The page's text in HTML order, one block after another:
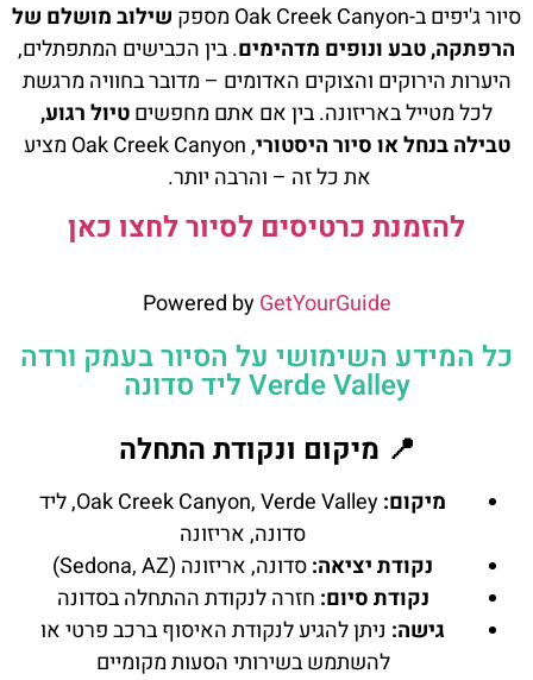
סיור ג'יפים ב-Oak Creek Canyon מספק
שילוב מושלם של
הרפתקה, טבע ונופים מדהימים. בין הכבישים המתפתלים,
היערות הירוקים והצוקים האדומים – מדובר בחוויה מרגשת
לכל מטייל באריזונה. בין אם אתם מחפשיםטיול רגוע,
טבילה בנחל או סיור היסטורי
, Oak Creek Canyon מציע
את כל זה – והרבה יותר.
להזמנת כרטיסים לסיור לחצו כאן
Powered byGetYourGuide
כל המידע השימושי על הסיור בעמק ורדה
Verde Valley ליד סדונה
📍 מיקום ונקודת התחלה
מיקום:
Oak Creek Canyon, Verde Valley, ליד
סדונה, אריזונה
נקודת יציאה:סדונה, אריזונה (Sedona, AZ)
נקודת סיום: חזרה לנקודת ההתחלה בסדונה
גישה: ניתן להגיע לנקודת האיסוף ברכב פרטי או
להשתמש בשירותי הסעות מקומיים